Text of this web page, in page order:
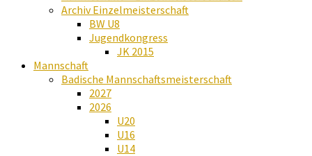
Archiv Einzelmeisterschaft
BW U8
Jugendkongress
JK 2015
Mannschaft
Badische Mannschaftsmeisterschaft
2027
2026
U20
U16
U14